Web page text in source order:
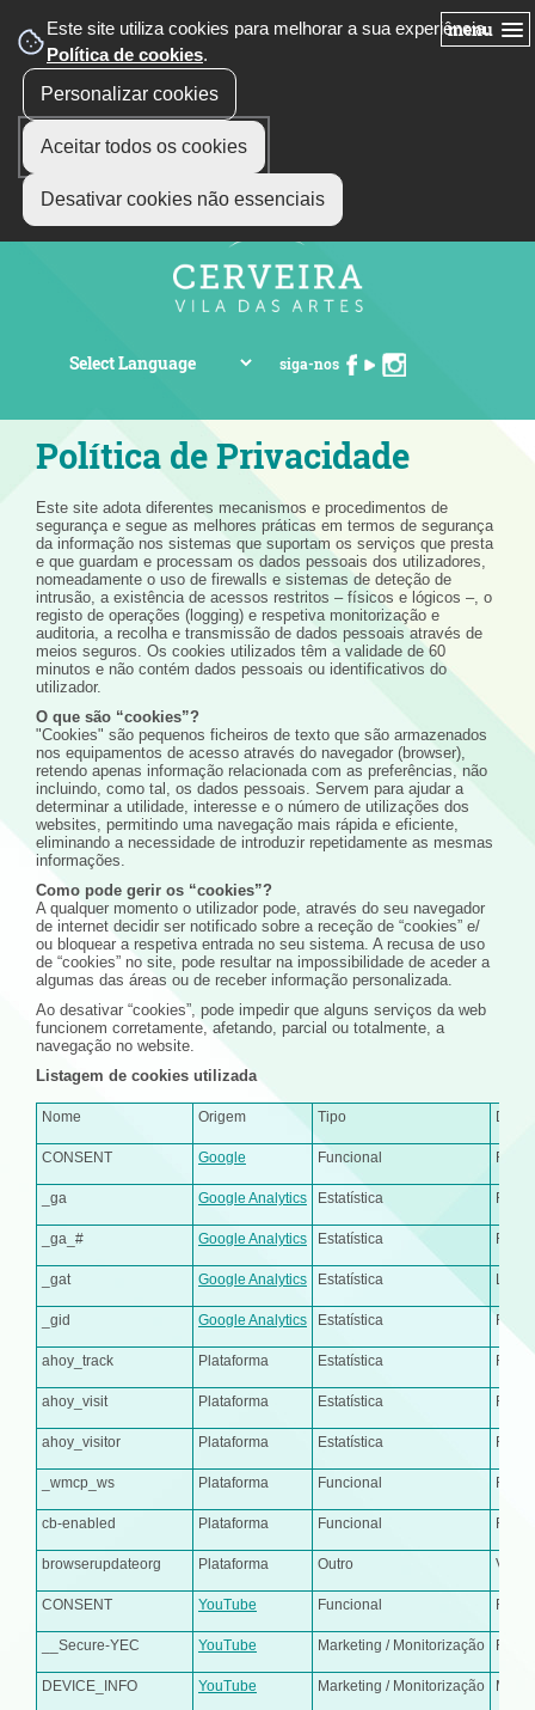
Este site utiliza cookies para melhorar a sua experiência.
Política de cookies.
Personalizar cookies
Aceitar todos os cookies
Desativar cookies não essenciais
menu
siga-nos
Política de Privacidade
Este site adota diferentes mecanismos e procedimentos de
segurança e segue as melhores práticas em termos de segurança
da informação nos sistemas que suportam os serviços que presta
e que guardam e processam os dados pessoais dos utilizadores,
nomeadamente o uso de firewalls e sistemas de deteção de
intrusão, a existência de acessos restritos – físicos e lógicos –, o
registo de operações (logging) e respetiva monitorização e
auditoria, a recolha e transmissão de dados pessoais através de
meios seguros. Os cookies utilizados têm a validade de 60
minutos e não contém dados pessoais ou identificativos do
utilizador.
O que são “cookies”?
"Cookies" são pequenos ficheiros de texto que são armazenados
nos equipamentos de acesso através do navegador (browser),
retendo apenas informação relacionada com as preferências, não
incluindo, como tal, os dados pessoais. Servem para ajudar a
determinar a utilidade, interesse e o número de utilizações dos
websites, permitindo uma navegação mais rápida e eficiente,
eliminando a necessidade de introduzir repetidamente as mesmas
informações.
Como pode gerir os “cookies”?
A qualquer momento o utilizador pode, através do seu navegador
de internet decidir ser notificado sobre a receção de “cookies” e/
ou bloquear a respetiva entrada no seu sistema. A recusa de uso
de “cookies” no site, pode resultar na impossibilidade de aceder a
algumas das áreas ou de receber informação personalizada.
Ao desativar “cookies”, pode impedir que alguns serviços da web
funcionem corretamente, afetando, parcial ou totalmente, a
navegação no website.
Listagem de cookies utilizada
Nome Origem Tipo
CONSENT Google Funcional
_ga Google Analytics Estatística
_ga_# Google Analytics Estatística
_gat Google Analytics Estatística
_gid Google Analytics Estatística
ahoy_track Plataforma Estatística
ahoy_visit Plataforma Estatística
ahoy_visitor Plataforma Estatística
_wmcp_ws Plataforma Funcional
cb-enabled Plataforma Funcional
browserupdateorg Plataforma Outro
CONSENT YouTube Funcional
__Secure-YEC YouTube Marketing / Monitorização
DEVICE_INFO YouTube Marketing / Monitorização